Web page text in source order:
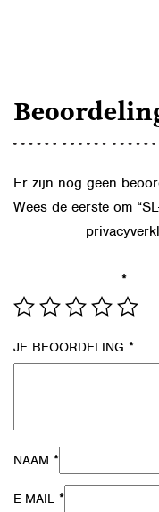
Er zijn nog geen
Wees de eerste om
*
JE BEOORDELING *
NAAM *
E-MAIL *